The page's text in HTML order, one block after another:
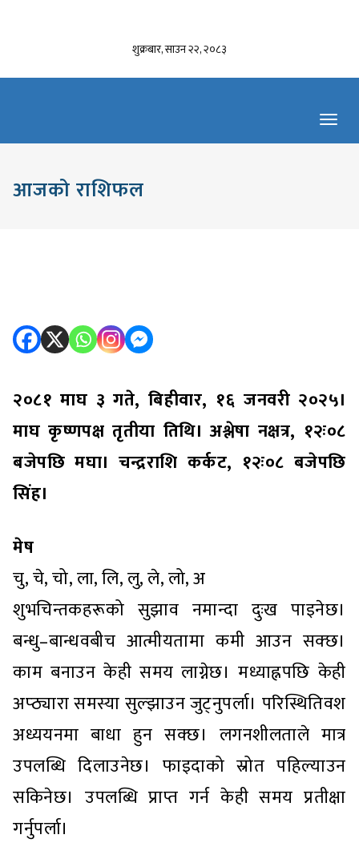
शुक्रबार, साउन २२, २०८३
आजको राशिफल
२०८१ माघ ३ गते, बिहीवार, १६ जनवरी २०२५।
माघ कृष्णपक्ष तृतीया तिथि। अश्लेषा नक्षत्र, १२ः०८
बजेपछि मघा। चन्द्रराशि कर्कट, १२ः०८ बजेपछि
सिंह।
मेष
चु, चे, चो, ला, लि, लु, ले, लो, अ
शुभचिन्तकहरूको सुझाव नमान्दा दुःख पाइनेछ।
बन्धु–बान्धवबीच आत्मीयतामा कमी आउन सक्छ।
काम बनाउन केही समय लाग्नेछ। मध्याह्नपछि केही
अप्ठ्यारा समस्या सुल्झाउन जुट्नुपर्ला। परिस्थितिवश
अध्ययनमा बाधा हुन सक्छ। लगनशीलताले मात्र
उपलब्धि दिलाउनेछ। फाइदाको स्रोत पहिल्याउन
सकिनेछ। उपलब्धि प्राप्त गर्न केही समय प्रतीक्षा
गर्नुपर्ला।